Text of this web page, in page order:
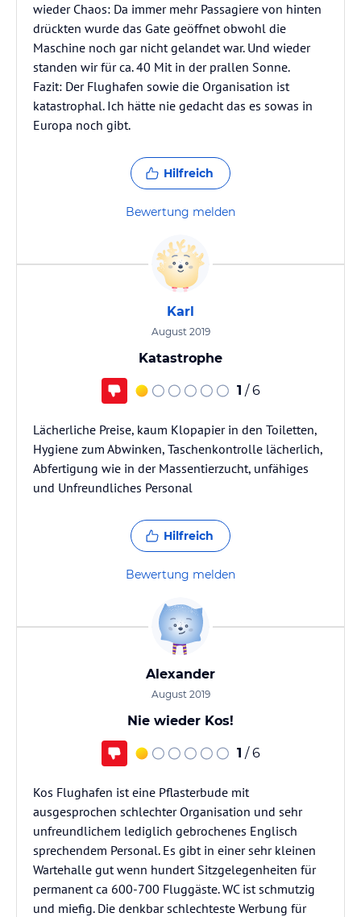
wieder Chaos: Da immer mehr Passagiere von hinten
drückten wurde das Gate geöffnet obwohl die
Maschine noch gar nicht gelandet war. Und wieder
standen wir für ca. 40 Mit in der prallen Sonne.
Fazit: Der Flughafen sowie die Organisation ist
katastrophal. Ich hätte nie gedacht das es sowas in
Europa noch gibt.
Hilfreich
Bewertung melden
Karl
August 2019
Katastrophe
1 / 6
Lächerliche Preise, kaum Klopapier in den Toiletten,
Hygiene zum Abwinken, Taschenkontrolle lächerlich,
Abfertigung wie in der Massentierzucht, unfähiges
und Unfreundliches Personal
Hilfreich
Bewertung melden
Alexander
August 2019
Nie wieder Kos!
1 / 6
Kos Flughafen ist eine Pflasterbude mit
ausgesprochen schlechter Organisation und sehr
unfreundlichem lediglich gebrochenes Englisch
sprechendem Personal. Es gibt in einer sehr kleinen
Wartehalle gut wenn hundert Sitzgelegenheiten für
permanent ca 600-700 Fluggäste. WC ist schmutzig
und miefig. Die denkbar schlechteste Werbung für